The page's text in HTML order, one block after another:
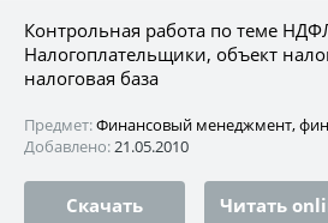
Контрольная работа по теме
Налогоплательщики, объект
налоговая база
Предмет:Финансовый менеджмент,
Добавлено:21.05.2010
Скачать Читать